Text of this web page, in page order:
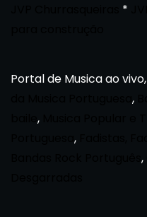
*
Portal de Musica ao vivo,
,
,
,
,